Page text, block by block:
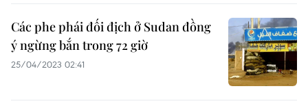
Các phe phái đối địch ở Sudan đồng
ý ngừng bắn trong 72 giờ
25/04/2023 02:41